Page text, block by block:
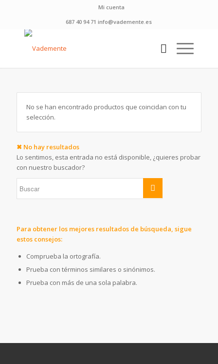
Mi cuenta
687 40 94 71 info@vademente.es
No se han encontrado productos que coincidan con tu
selección.
✖ No hay resultados
Lo sentimos, esta entrada no está disponible, ¿quieres probar
con nuestro buscador?
Para obtener los mejores resultados de búsqueda, sigue
estos consejos:
Comprueba la ortografía.
Prueba con términos similares o sinónimos.
Prueba con más de una sola palabra.